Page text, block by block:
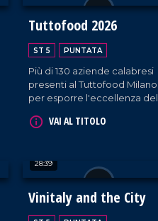
nel cuore del Vaticano.
Tuttofood 2026
ST 5 PUNTATA
Più di 130 aziende calabresi
presenti al Tuttofood Milano
per esporre l'eccellenza del
arrivo da tutto il mondo.
VAI AL TITOLO
28:39
Vinitaly and the City